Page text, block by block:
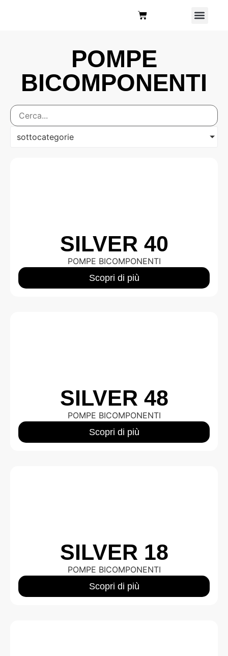
POMPE
BICOMPONENTI
sottocategorie
SILVER 40
POMPE BICOMPONENTI
Scopri di più
SILVER 48
POMPE BICOMPONENTI
Scopri di più
SILVER 18
POMPE BICOMPONENTI
Scopri di più